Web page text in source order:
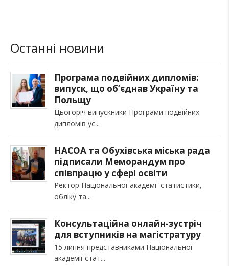
Останні новини
Програма подвійних дипломів:
випуск, що об’єднав Україну та
Польщу
Цьогоріч випускники Програми подвійних
дипломів ус
НАСОА та Обухівська міська рада
підписали Меморандум про
співпрацю у сфері освіти
Ректор Національної академії статистики,
обліку та
Консультаційна онлайн-зустріч
для вступників на магістратуру
15 липня представниками Національної
академії стат